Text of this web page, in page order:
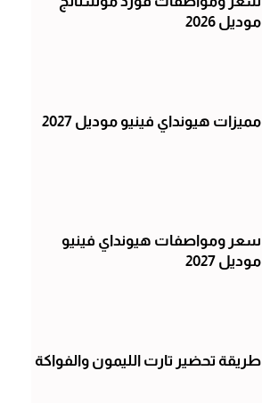
موديل 2026
مميزات هيونداي فينيو موديل 2027
سعر ومواصفات هيونداي فينيو
موديل 2027
طريقة تحضير تارت الليمون والفواكة